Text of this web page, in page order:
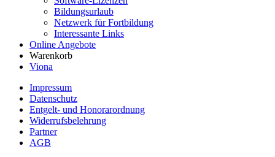
Bildungsurlaub
Netzwerk für Fortbildung
Interessante Links
Online Angebote
Warenkorb
Viona
Impressum
Datenschutz
Entgelt- und Honorarordnung
Widerrufsbelehrung
Partner
AGB